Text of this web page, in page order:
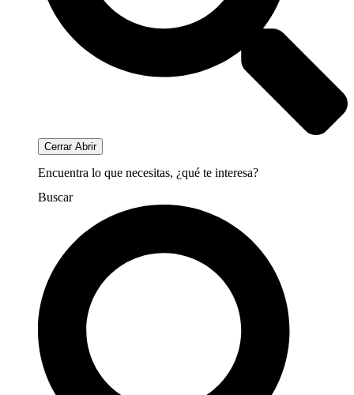
Cerrar Abrir
Encuentra lo que necesitas, ¿qué te interesa?
Buscar